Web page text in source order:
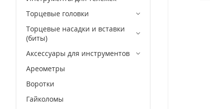
Торцевые головки
Торцевые насадки и вставки
(биты)
Аксессуары для инструментов
Ареометры
Воротки
Гайколомы